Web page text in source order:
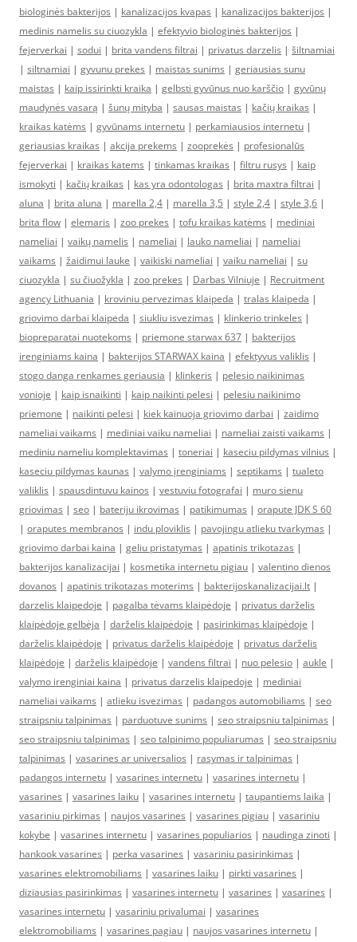
biologinės bakterijos | kanalizacijos kvapas | kanalizacijos bakterijos |
medinis namelis su ciuozykla | efektyvio biologinės bakterijos |
fejerverkai | sodui | brita vandens filtrai | privatus darzelis | šiltnamiai
| siltnamiai | gyvunu prekes | maistas sunims | geriausias sunu
maistas | kaip issirinkti kraika | gelbsti gyvūnus nuo karščio | gyvūnų
maudynės vasarą | šunų mityba | sausas maistas | kačių kraikas |
kraikas katėms | gyvūnams internetu | perkamiausios internetu |
geriausias kraikas | akcija prekems | zooprekės | profesionalūs
fejerverkai | kraikas katems | tinkamas kraikas | filtru rusys | kaip
ismokyti | kačių kraikas | kas yra odontologas | brita maxtra filtrai |
aluna | brita aluna | marella 2,4 | marella 3,5 | style 2,4 | style 3,6 |
brita flow | elemaris | zoo prekes | tofu kraikas katėms | mediniai
nameliai | vaikų namelis | nameliai | lauko nameliai | nameliai
vaikams | žaidimui lauke | vaikiski nameliai | vaiku nameliai | su
ciuozykla | su čiuožykla | zoo prekes | Darbas Vilniuje | Recruitment
agency Lithuania | kroviniu pervezimas klaipeda | tralas klaipeda |
griovimo darbai klaipeda | siukliu isvezimas | klinkerio trinkeles |
biopreparatai nuotekoms | priemone starwax 637 | bakterijos
irenginiams kaina | bakterijos STARWAX kaina | efektyvus valiklis |
stogo danga renkames geriausia | klinkeris | pelesio naikinimas
vonioje | kaip isnaikinti | kaip naikinti pelesi | pelesiu naikinimo
priemone | naikinti pelesi | kiek kainuoja griovimo darbai | zaidimo
nameliai vaikams | mediniai vaiku nameliai | nameliai zaisti vaikams |
mediniu nameliu komplektavimas | toneriai | kaseciu pildymas vilnius |
kaseciu pildymas kaunas | valymo įrenginiams | septikams | tualeto
valiklis | spausdintuvu kainos | vestuviu fotografai | muro sienu
griovimas | seo | bateriju ikrovimas | patikimumas | orapute JDK S 60
| oraputes membranos | indu ploviklis | pavojingu atlieku tvarkymas |
griovimo darbai kaina | geliu pristatymas | apatinis trikotazas |
bakterijos kanalizacijai | kosmetika internetu pigiau | valentino dienos
dovanos | apatinis trikotazas moterims | bakterijoskanalizacijai.lt |
darzelis klaipedoje | pagalba tėvams klaipėdoje | privatus darželis
klaipėdoje gelbėja | darželis klaipėdoje | pasirinkimas klaipėdoje |
darželis klaipėdoje | privatus darželis klaipėdoje | privatus darželis
klaipėdoje | darželis klaipėdoje | vandens filtrai | nuo pelesio | aukle |
valymo irenginiai kaina | privatus darzelis klaipedoje | mediniai
nameliai vaikams | atlieku isvezimas | padangos automobiliams | seo
straipsniu talpinimas | parduotuve sunims | seo straipsniu talpinimas |
seo straipsniu talpinimas | seo talpinimo populiarumas | seo straipsniu
talpinimas | vasarines ar universalios | rasymas ir talpinimas |
padangos internetu | vasarines internetu | vasarines internetu |
vasarines | vasarines laiku | vasarines internetu | taupantiems laika |
vasariniu pirkimas | naujos vasarines | vasarines pigiau | vasariniu
kokybe | vasarines internetu | vasarines populiarios | naudinga zinoti |
hankook vasarines | perka vasarines | vasariniu pasirinkimas |
vasarines elektromobiliams | vasarines laiku | pirkti vasarines |
diziausias pasirinkimas | vasarines internetu | vasarines | vasarines |
vasarines internetu | vasariniu privalumai | vasarines
elektromobiliams | vasarines pagiau | naujos vasarines internetu |